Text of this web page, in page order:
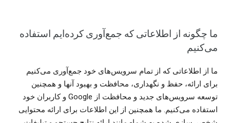
ما چگونه از اطلاعاتی که جمع‌آوری کرده‌ایم استفاده
می‌کنیم
ما از اطلاعاتی که از تمام سرویس‌های خود جمع‌آوری می‌کنیم
برای ارائه، حفظ و نگهداری، محافظت و بهبود آنها و همچنین
توسعه سرویس‌های جدید و محافظت از Google و کاربران خود
استفاده می‌کنیم. ما همچنین از این اطلاعات برای ارائه محتوایی